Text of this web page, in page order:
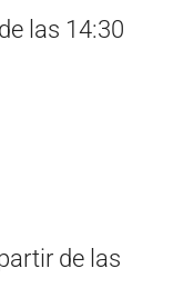
las 14:30
de las